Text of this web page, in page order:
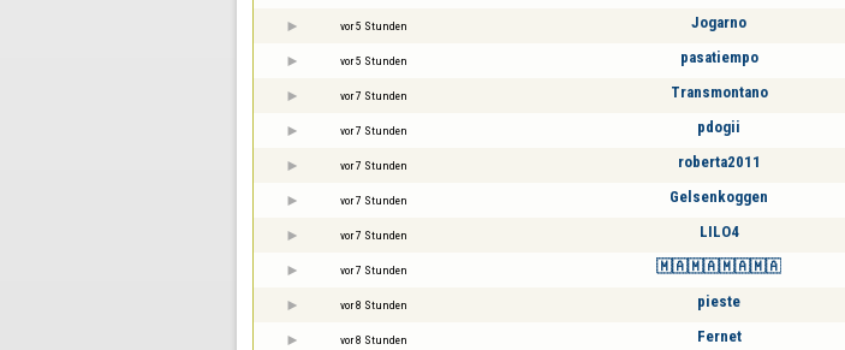
vor 5 Stunden Jogarno
vor 5 Stunden pasatiempo
vor 7 Stunden Transmontano
vor 7 Stunden pdogii
vor 7 Stunden roberta2011
vor 7 Stunden Gelsenkoggen
vor 7 Stunden LILO4
vor 7 Stunden 🇲🇦🇲🇦🇲🇦🇲🇦
vor 8 Stunden pieste
vor 8 Stunden Fernet